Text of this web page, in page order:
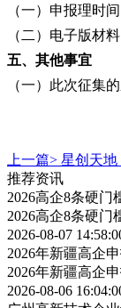
（一）申报理时间
（二）电子版材
五、其他事宜
（一）此次征集
上一篇> 星创天地
推荐资讯
2026高企8条硬
2026高企8条硬
2026-08-07
2026年新疆高企
2026年新疆高企
2026-08-06